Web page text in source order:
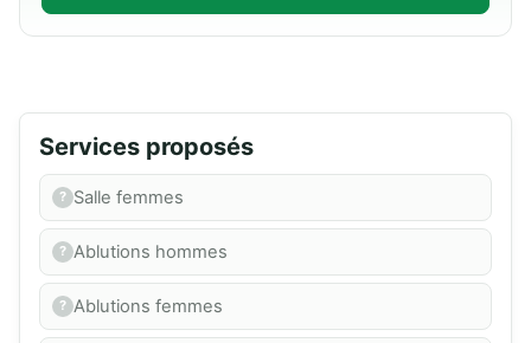
Services proposés
Salle femmes
Ablutions hommes
Ablutions femmes